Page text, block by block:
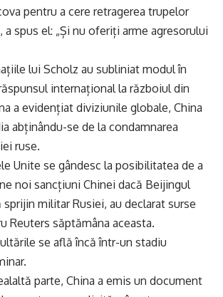
pentru a cere retragerea trupelor
a spus el: „Și nu oferiți arme agresorului
lui Scholz au subliniat modul în
internațional la războiul din
a evidențiat diviziunile globale, China
abținându-se de la condamnarea
ruse.
Unite se gândesc la posibilitatea de a
noi sancțiuni Chinei dacă Beijingul
militar Rusiei, au declarat surse
Reuters săptămâna aceasta.
se află încă într-un stadiu
parte, China a emis un document